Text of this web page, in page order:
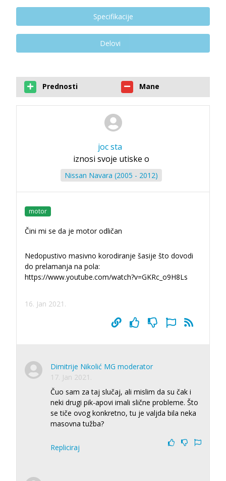
Specifikacije
Delovi
Prednosti Mane
joc sta
iznosi svoje utiske o
Nissan Navara (2005 - 2012)
motor
Čini mi se da je motor odličan
Nedopustivo masivno korodiranje šasije što dovodi
do prelamanja na pola:
https://www.youtube.com/watch?v=GKRc_o9H8Ls
16. Jan 2021.
Dimitrije Nikolić MG moderator
17. Jan 2021.
Čuo sam za taj slučaj, ali mislim da su čak i
neki drugi pik-apovi imali slične probleme. Što
se tiče ovog konkretno, tu je valjda bila neka
masovna tužba?
Repliciraj